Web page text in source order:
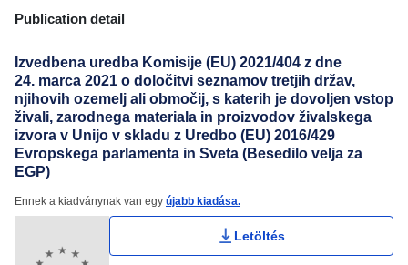
Publication Detail Actions Portlet
Publication detail
Izvedbena uredba Komisije (EU) 2021/404 z dne
24. marca 2021 o določitvi seznamov tretjih držav,
njihovih ozemelj ali območij, s katerih je dovoljen vstop
živali, zarodnega materiala in proizvodov živalskega
izvora v Unijo v skladu z Uredbo (EU) 2016/429
Evropskega parlamenta in Sveta (Besedilo velja za
EGP)
Ennek a kiadványnak van egy újabb kiadása.
Letöltés